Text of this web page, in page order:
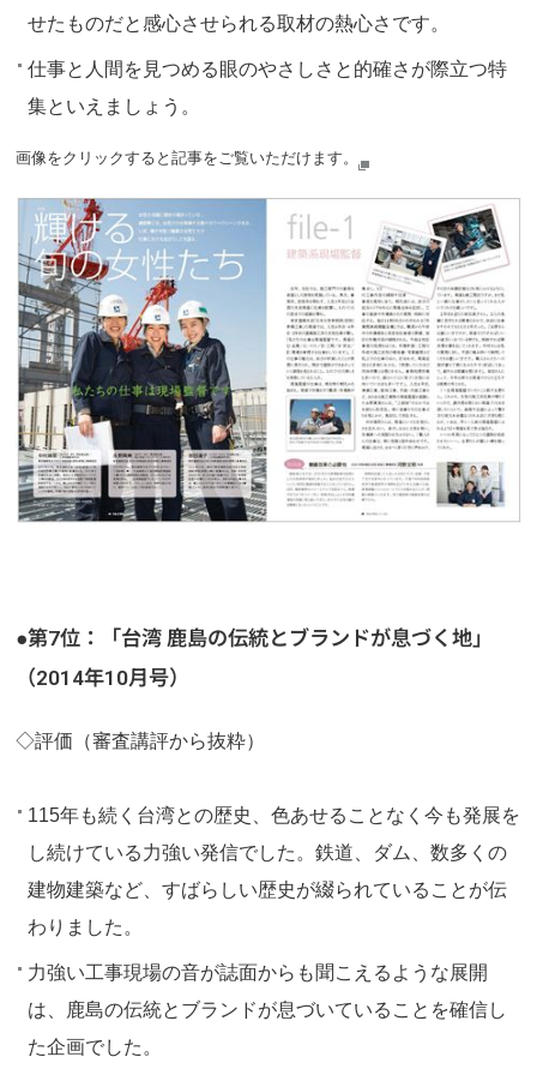
せたものだと感心させられる取材の熱心さです。
仕事と人間を見つめる眼のやさしさと的確さが際立つ特
集といえましょう。
画像をクリックすると記事をご覧いただけます。
●第7位：「台湾 鹿島の伝統とブランドが息づく地」
（2014年10月号）
◇評価（審査講評から抜粋）
115年も続く台湾との歴史、色あせることなく今も発展を
し続けている力強い発信でした。鉄道、ダム、数多くの
建物建築など、すばらしい歴史が綴られていることが伝
わりました。
力強い工事現場の音が誌面からも聞こえるような展開
は、鹿島の伝統とブランドが息づいていることを確信し
た企画でした。